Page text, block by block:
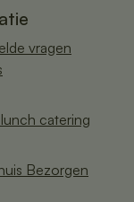
vragen
catering
Bezorgen